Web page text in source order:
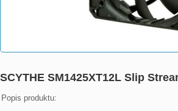
SCYTHE SM1425XT12L Slip
Popis produktu: